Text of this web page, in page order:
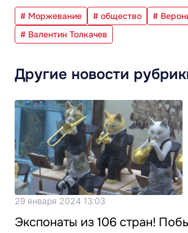
# Моржевание # общество
#
# Валентин Толкачев
Другие новости
29 января 2024 13:03
Экспонаты из 106 стран!